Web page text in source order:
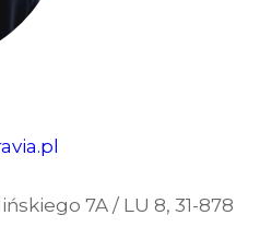
7A / LU 8, 31-878